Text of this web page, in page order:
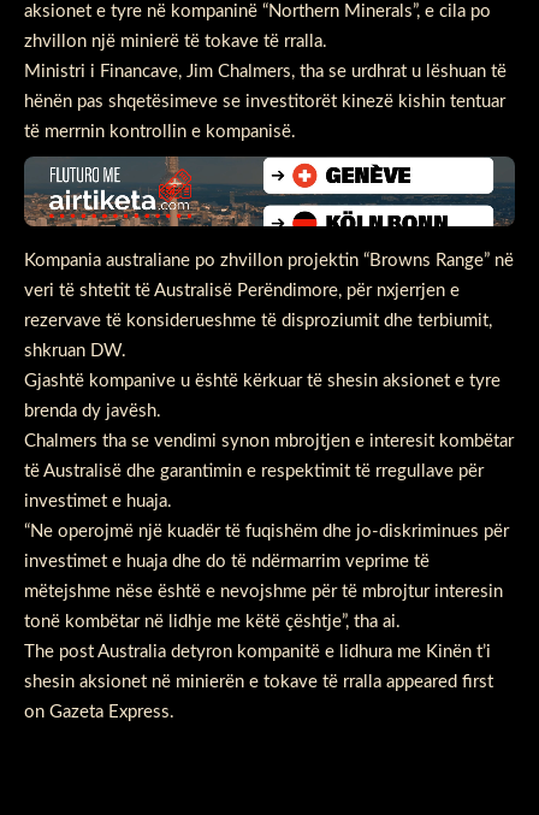
aksionet e tyre në kompaninë “Northern Minerals”, e cila po
zhvillon një minierë të tokave të rralla.
Ministri i Financave, Jim Chalmers, tha se urdhrat u lëshuan të
hënën pas shqetësimeve se investitorët kinezë kishin tentuar
të merrnin kontrollin e kompanisë.
Kompania australiane po zhvillon projektin “Browns Range” në
veri të shtetit të Australisë Perëndimore, për nxjerrjen e
rezervave të konsiderueshme të disproziumit dhe terbiumit,
shkruan DW.
Gjashtë kompanive u është kërkuar të shesin aksionet e tyre
brenda dy javësh.
Chalmers tha se vendimi synon mbrojtjen e interesit kombëtar
të Australisë dhe garantimin e respektimit të rregullave për
investimet e huaja.
“Ne operojmë një kuadër të fuqishëm dhe jo-diskriminues për
investimet e huaja dhe do të ndërmarrim veprime të
mëtejshme nëse është e nevojshme për të mbrojtur interesin
tonë kombëtar në lidhje me këtë çështje”, tha ai.
The post Australia detyron kompanitë e lidhura me Kinën t’i
shesin aksionet në minierën e tokave të rralla appeared first
on Gazeta Express.